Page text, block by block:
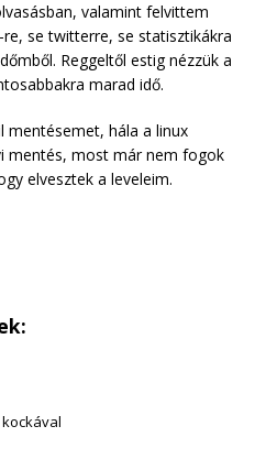
valamint felvittem
se twitterre, se statisztikákra
Reggeltől estig nézzük a
marad idő.
mentésemet, hála a linux
mentés, most már nem fogok
elvesztek a leveleim.